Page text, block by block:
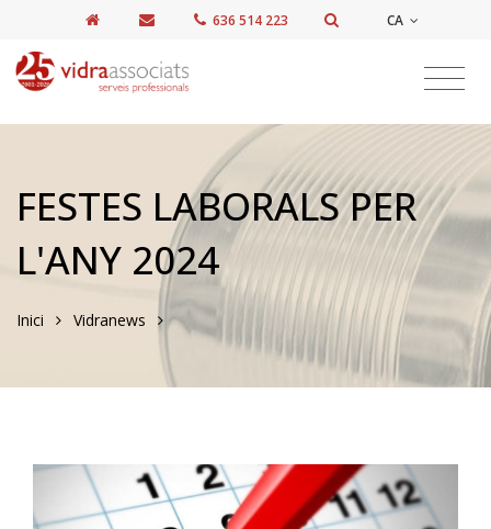
636 514 223 CA
FESTES LABORALS PER
L'ANY 2024
Inici Vidranews